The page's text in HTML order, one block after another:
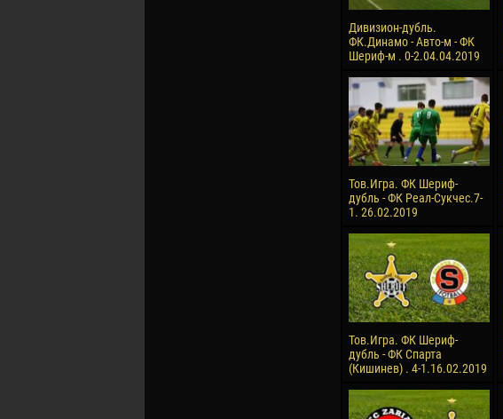
Дивизион-дубль.
ФК.Динамо - Авто-м - ФК
Шериф-м . 0-2.04.04.2019
Тов.Игра. ФК Шериф-
дубль - ФК Реал-Сукчес.7-
1. 26.02.2019
Тов.Игра. ФК Шериф-
дубль - ФК Спарта
(Кишинев) . 4-1.16.02.2019